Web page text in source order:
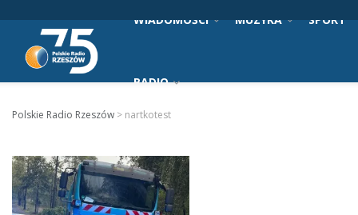
WIADOMOŚCI MUZYKA SPORT
RADIO
Polskie Radio Rzeszów > nartkotest